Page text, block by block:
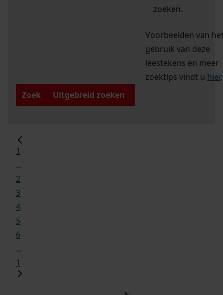
zoeken.
Voorbeelden van
gebruik van deze
leestekens en meer
zoektips vindt u hier.
Zoek
Uitgebreid zoeken
1
...
2
3
4
5
6
...
1